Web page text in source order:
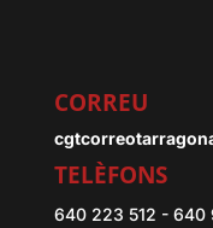
CORREU
TELÈFONS
640 223 512 - 640